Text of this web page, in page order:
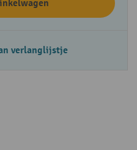
verlanglijstje